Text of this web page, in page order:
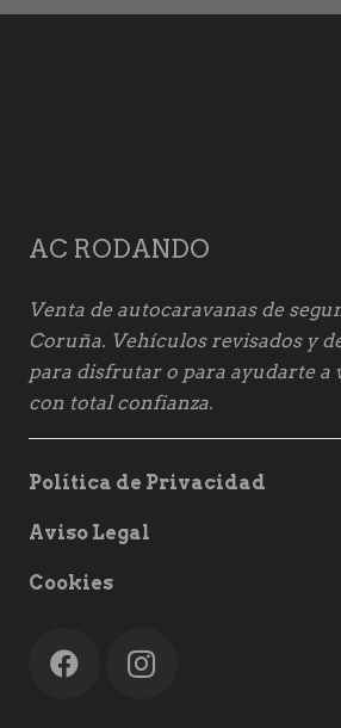
AC RODANDO
Venta de autocaravanas de
Coruña. Vehículos revisados y
para disfrutar o para ayudarte a
con total confianza.
Política de Privacidad
Aviso Legal
Cookies